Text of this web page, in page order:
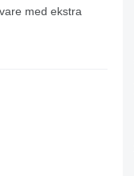
med ekstra